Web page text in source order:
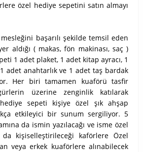
özel hediye sepetini satın almayı
başarılı şekilde temsil eden
aldığı ( makas, fön makinası, saç )
1 adet plaket, 1 adet kitap ayracı, 1
adet anahtarlık ve 1 adet taş bardak
Her biri tamamen kuaförü tasfir
üzerine zenginlik katılarak
sepeti kişiye özel şık ahşap
etkileyici bir sunum sergiliyor. 5
da ismin yazılacağı ve isme özel
kişiselleştirileceği kaförlere Özel
veya erkek kuaförlere alınabilecek